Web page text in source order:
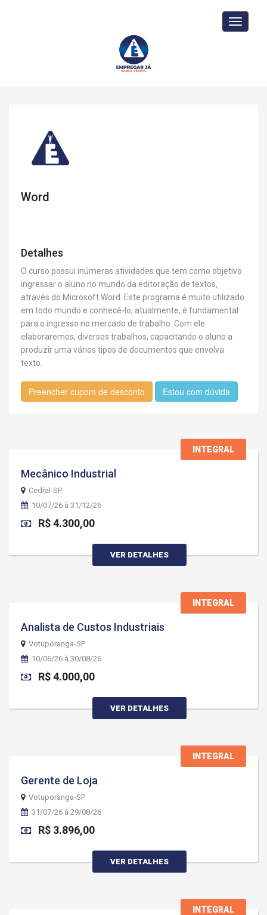
Toggle
Word
Detalhes
O curso possui inúmeras atividades que tem como objetivo
ingressar o aluno no mundo da editoração de textos,
através do Microsoft Word. Este programa é muito utilizado
em todo mundo e conhecê-lo, atualmente, é fundamental
para o ingresso no mercado de trabalho. Com ele
elaboraremos, diversos trabalhos, capacitando o aluno a
produzir uma vários tipos de documentos que envolva
texto.
Preencher cupom de desconto Estou com dúvida
INTEGRAL
Mecânico Industrial
Cedral-SP
10/07/26 à 31/12/26
R$ 4.300,00
VER DETALHES
INTEGRAL
Analista de Custos Industriais
Votuporanga-SP
10/06/26 à 30/08/26
R$ 4.000,00
VER DETALHES
INTEGRAL
Gerente de Loja
Votuporanga-SP
31/07/26 à 29/08/26
R$ 3.896,00
VER DETALHES
INTEGRAL